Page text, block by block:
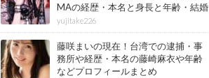
MAの経歴・本名と身長と年齢・結婚
情報もまとめ
yujitake226
藤咲まいの現在！台湾での逮捕・事
務所や経歴・本名の藤崎麻衣や年齢
などプロフィールまとめ